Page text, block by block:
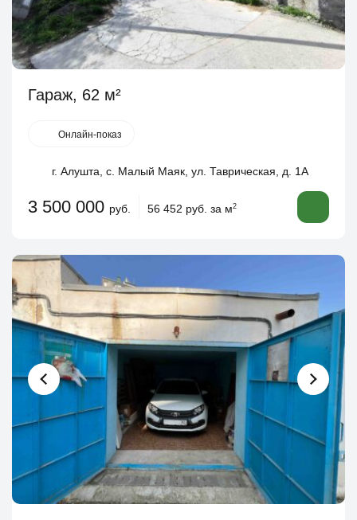
Гараж, 62 м²
Онлайн-показ
г. Алушта, с. Малый Маяк, ул. Таврическая, д. 1А
3 500 000 руб. 56 452 руб. за м2